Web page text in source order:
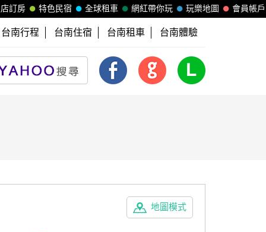
會員帳戶
玩樂地圖
網紅帶你玩
全球租車
特色民宿
訂房
台南行程 台南住宿 台南租車 台南體驗
地圖模式